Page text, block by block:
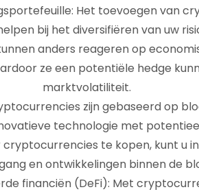
Het toevoegen van
bij het diversifiëren van uw
anders reageren op
ze een potentiële hedge
marktvolatiliteit.
zijn gebaseerd op
technologie met
te kopen, kunt u
en ontwikkelingen binnen de
financiën (DeFi): Met